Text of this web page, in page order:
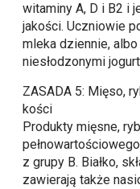
witaminy A, D i B2 i
jakości. Uczniowie
mleka dziennie,
niesłodzonymi
ZASADA 5: Mięso,
kości
Produkty mięsne,
z grupy B. Białko,
zawierają także